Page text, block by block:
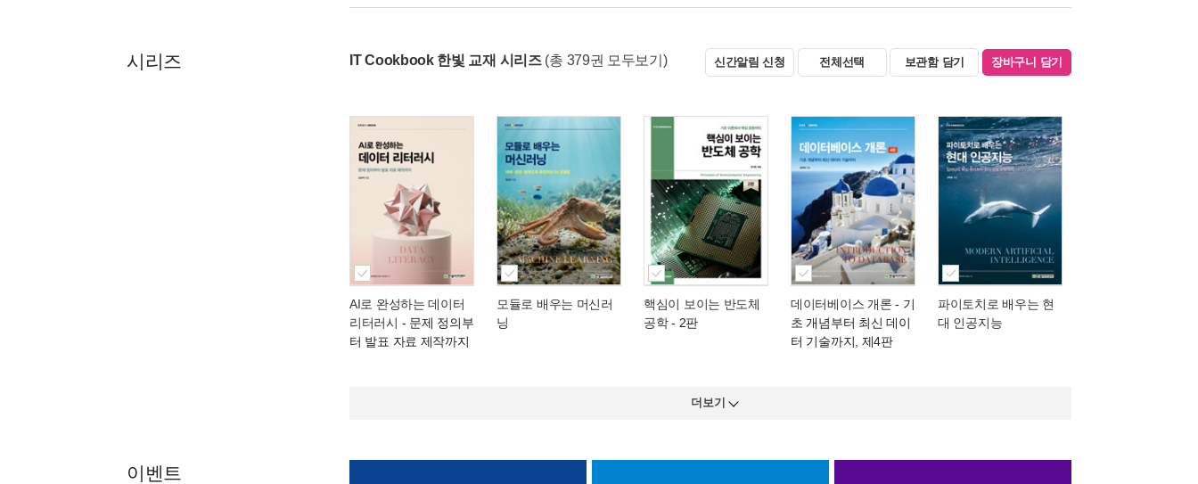
시리즈 IT Cookbook 한빛 교재 시리즈 (총 379권 모두보기) 신간알림 신청 전체선택 보관함 담기 장바구니 담기
AI로 완성하는 데이터
리터러시 - 문제 정의부
터 발표 자료 제작까지
모듈로 배우는 머신러
닝
핵심이 보이는 반도체
공학- 2판
데이터베이스 개론 - 기
초 개념부터 최신 데이
터 기술까지, 제4판
파이토치로 배우는 현
대 인공지능
더보기
이벤트